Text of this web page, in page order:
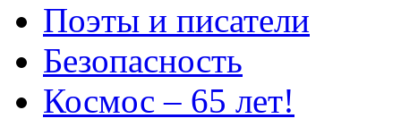
Поэты и писатели
Безопасность
Космос – 65 лет!